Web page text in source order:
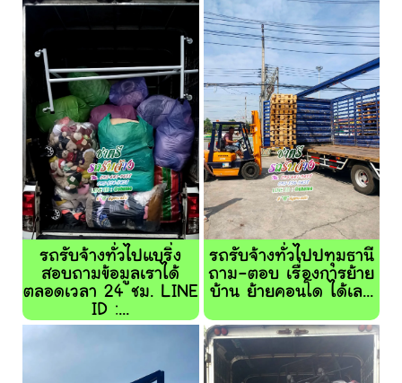
รถรับจ้างทั่วไปแบริ่ง
สอบถามข้อมูลเราได้
ตลอดเวลา 24 ชม. LINE
ID :...
รถรับจ้างทั่วไปปทุมธานี
ถาม-ตอบ เรื่องการย้าย
บ้าน ย้ายคอนโด ได้เล...